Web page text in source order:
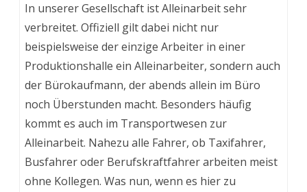
In unserer Gesellschaft ist Alleinarbeit sehr
verbreitet. Offiziell gilt dabei nicht nur
beispielsweise der einzige Arbeiter in einer
Produktionshalle ein Alleinarbeiter, sondern auch
der Bürokaufmann, der abends allein im Büro
noch Überstunden macht. Besonders häufig
kommt es auch im Transportwesen zur
Alleinarbeit. Nahezu alle Fahrer, ob Taxifahrer,
Busfahrer oder Berufskraftfahrer arbeiten meist
ohne Kollegen. Was nun, wenn es hier zu